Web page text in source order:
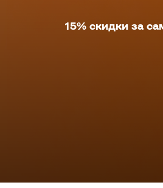
15% скидки за